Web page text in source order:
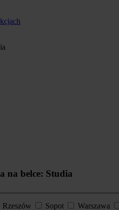
na belce: Studia
Rzeszów Sopot Warszawa